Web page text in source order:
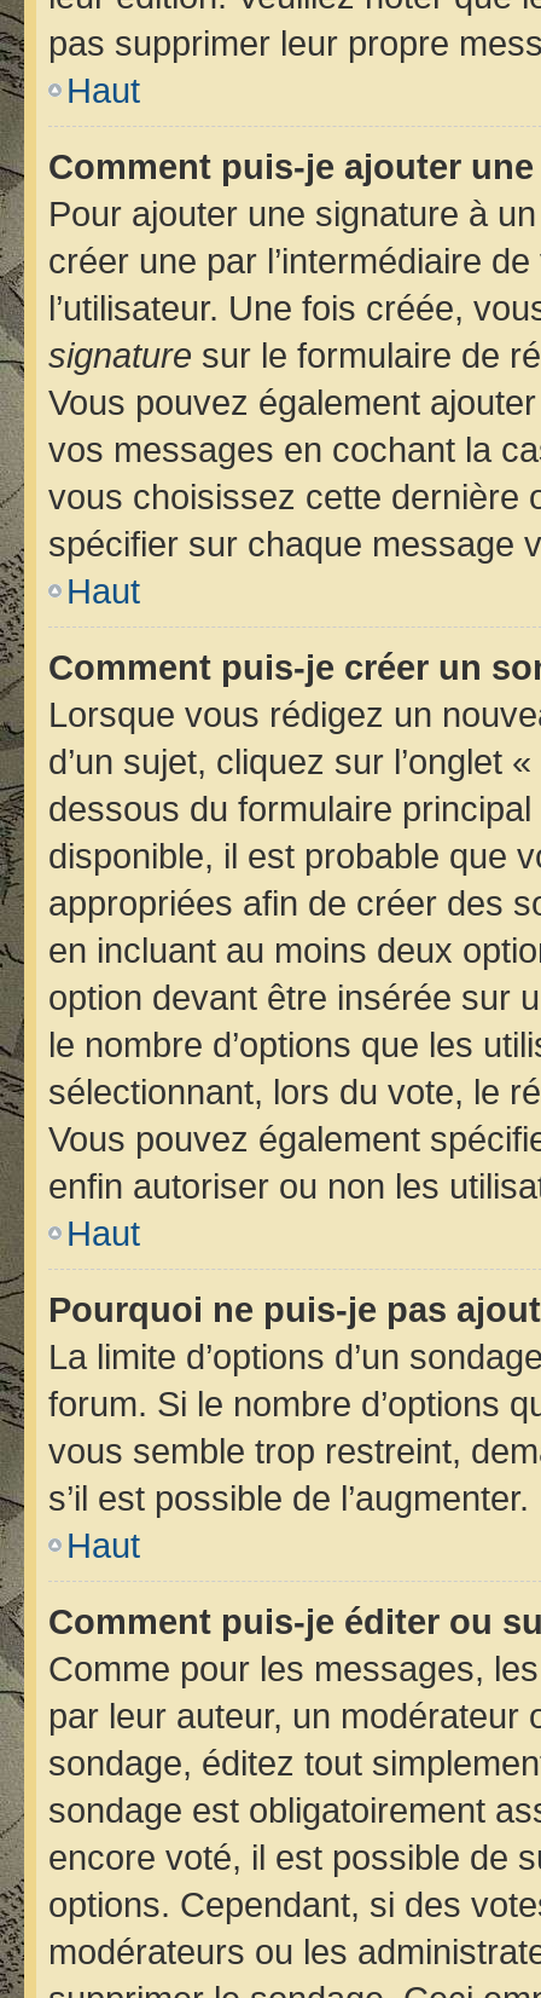
pas supprimer leur propre
Haut
Comment puis-je ajouter
Pour ajouter une signature à
créer une par l’intermédiaire
l’utilisateur. Une fois créée,
signature sur le formulaire de
Vous pouvez également
vos messages en cochant la
vous choisissez cette dernière
spécifier sur chaque message
Haut
Comment puis-je créer un
Lorsque vous rédigez un
d’un sujet, cliquez sur l’onglet
dessous du formulaire
disponible, il est probable que
appropriées afin de créer des
en incluant au moins deux
option devant être insérée sur
le nombre d’options que les
sélectionnant, lors du vote, le
Vous pouvez également
enfin autoriser ou non les
Haut
Pourquoi ne puis-je pas
La limite d’options d’un
forum. Si le nombre d’options
vous semble trop restreint,
s’il est possible de l’augmenter.
Haut
Comment puis-je éditer ou
Comme pour les messages,
par leur auteur, un modérateur
sondage, éditez tout
sondage est obligatoirement
encore voté, il est possible de
options. Cependant, si des
modérateurs ou les